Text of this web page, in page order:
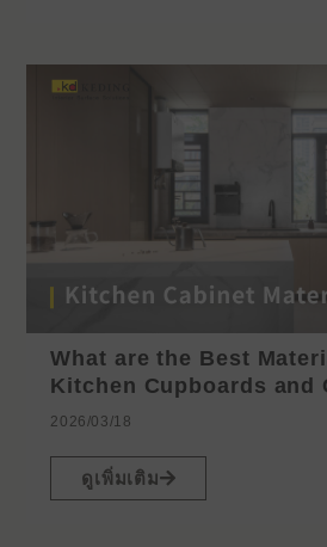
What are the Best
Kitchen Cupboards and
2026/03/18
ดูเพิ่มเติม